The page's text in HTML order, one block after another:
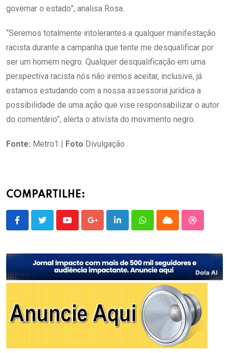
governar o estado”, analisa Rosa.
“Seremos totalmente intolerantes a qualquer manifestação
racista durante a campanha que tente me desqualificar por
ser um homem negro. Qualquer desqualificação em uma
perspectiva racista nós não iremos aceitar, inclusive, já
estamos estudando com a nossa assessoria jurídica a
possibilidade de uma ação que vise responsabilizar o autor
do comentário”, alerta o ativista do movimento negro.
Fonte: Metro1 | Foto Divulgação
COMPARTILHE:
YoutubeGoogle+LinkedInWhatsappCloud